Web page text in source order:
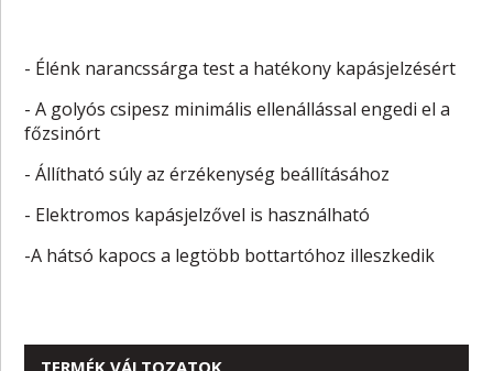
- Élénk narancssárga test a hatékony kapásjelzésért
- A golyós csipesz minimális ellenállással engedi el a
főzsinórt
- Állítható súly az érzékenység beállításához
- Elektromos kapásjelzővel is használható
-A hátsó kapocs a legtöbb bottartóhoz illeszkedik
TERMÉK VÁLTOZATOK